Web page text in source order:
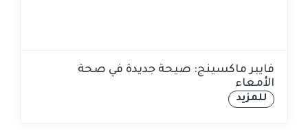
فايبر ماكسينج: صيحة جديدة في صحة
الأمعاء
للمزيد